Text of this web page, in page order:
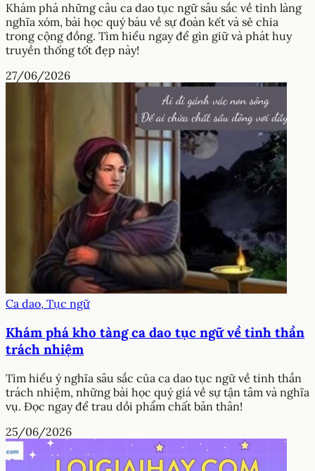
Khám phá những câu ca dao tục ngữ sâu sắc về tình làng
nghĩa xóm, bài học quý báu về sự đoàn kết và sẻ chia
trong cộng đồng. Tìm hiểu ngay để gìn giữ và phát huy
truyền thống tốt đẹp này!
27/06/2026
Ca dao, Tục ngữ
Khám phá kho tàng ca dao tục ngữ về tinh thần
trách nhiệm
Tìm hiểu ý nghĩa sâu sắc của ca dao tục ngữ về tinh thần
trách nhiệm, những bài học quý giá về sự tận tâm và nghĩa
vụ. Đọc ngay để trau dồi phẩm chất bản thân!
25/06/2026